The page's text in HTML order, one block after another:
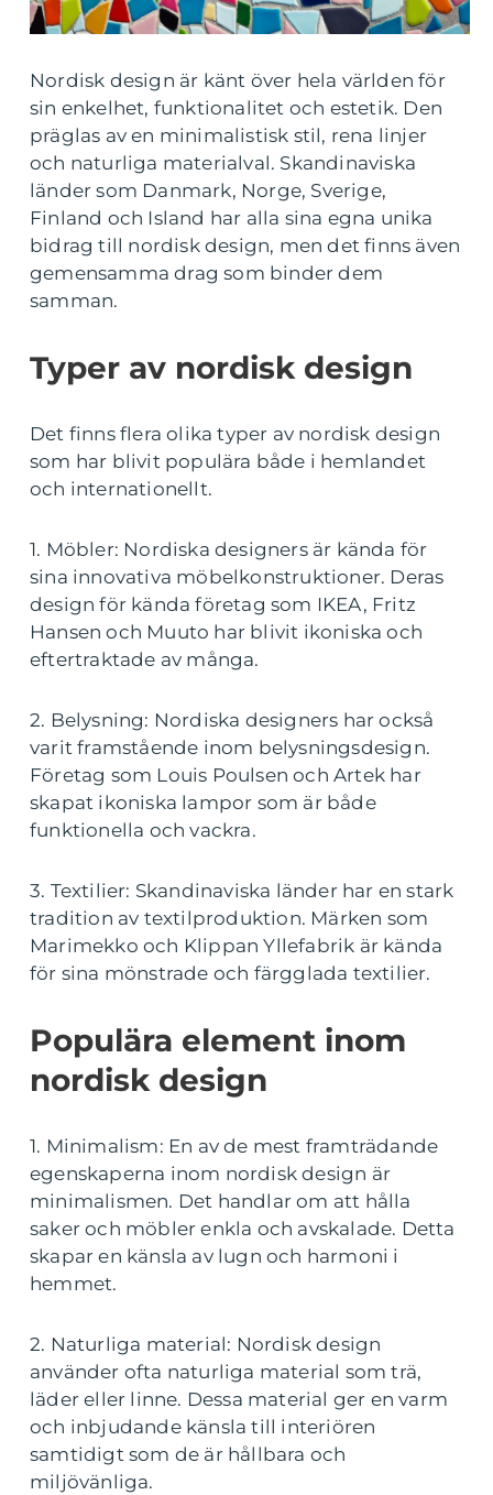
Nordisk design är känt över hela världen för
sin enkelhet, funktionalitet och estetik. Den
präglas av en minimalistisk stil, rena linjer
och naturliga materialval. Skandinaviska
länder som Danmark, Norge, Sverige,
Finland och Island har alla sina egna unika
bidrag till nordisk design, men det finns även
gemensamma drag som binder dem
samman.
Typer av nordisk design
Det finns flera olika typer av nordisk design
som har blivit populära både i hemlandet
och internationellt.
1. Möbler: Nordiska designers är kända för
sina innovativa möbelkonstruktioner. Deras
design för kända företag som IKEA, Fritz
Hansen och Muuto har blivit ikoniska och
eftertraktade av många.
2. Belysning: Nordiska designers har också
varit framstående inom belysningsdesign.
Företag som Louis Poulsen och Artek har
skapat ikoniska lampor som är både
funktionella och vackra.
3. Textilier: Skandinaviska länder har en stark
tradition av textilproduktion. Märken som
Marimekko och Klippan Yllefabrik är kända
för sina mönstrade och färgglada textilier.
Populära element inom
nordisk design
1. Minimalism: En av de mest framträdande
egenskaperna inom nordisk design är
minimalismen. Det handlar om att hålla
saker och möbler enkla och avskalade. Detta
skapar en känsla av lugn och harmoni i
hemmet.
2. Naturliga material: Nordisk design
använder ofta naturliga material som trä,
läder eller linne. Dessa material ger en varm
och inbjudande känsla till interiören
samtidigt som de är hållbara och
miljövänliga.